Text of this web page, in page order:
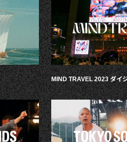
MIND TRAVEL 2023 ダイ